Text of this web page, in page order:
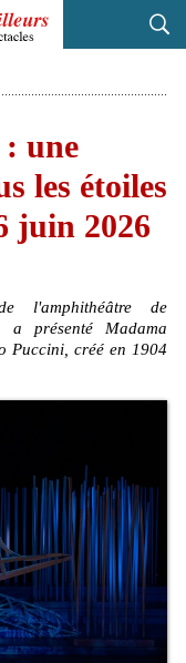
une
les étoiles
juin 2026
l'amphithéâtre de
a présenté Madama
Puccini, créé en 1904